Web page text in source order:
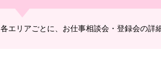
各エリアごとに、お仕事相談会・登録会の詳